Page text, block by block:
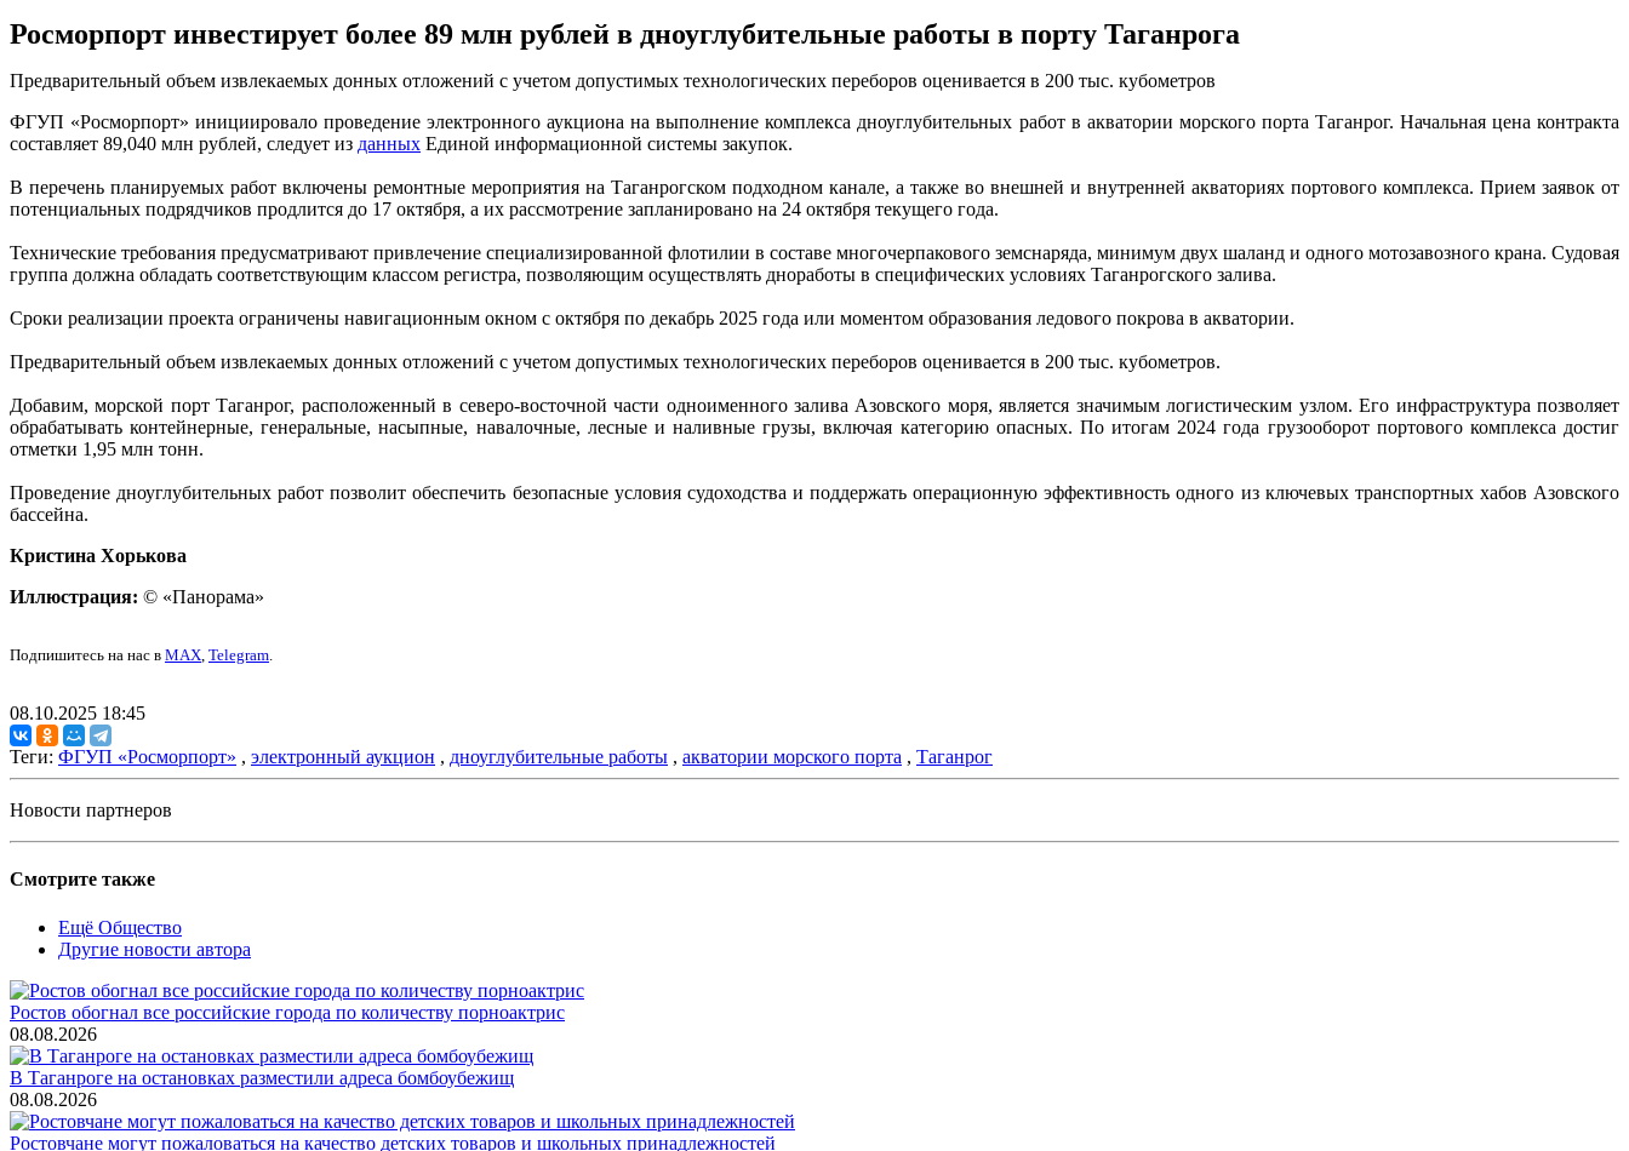
Росморпорт инвестирует более 89 млн рублей в дноуглубительные работы в порту Таганрога
Предварительный объем извлекаемых донных отложений с учетом допустимых технологических переборов оценивается в 200 тыс. кубометров
ФГУП «Росморпорт» инициировало проведение электронного аукциона на выполнение комплекса дноуглубительных работ в акватории морского порта Таганрог. Начальная цена контракта
составляет 89,040 млн рублей, следует из данных Единой информационной системы закупок.
В перечень планируемых работ включены ремонтные мероприятия на Таганрогском подходном канале, а также во внешней и внутренней акваториях портового комплекса. Прием заявок от
потенциальных подрядчиков продлится до 17 октября, а их рассмотрение запланировано на 24 октября текущего года.
Технические требования предусматривают привлечение специализированной флотилии в составе многочерпакового земснаряда, минимум двух шаланд и одного мотозавозного крана. Судовая
группа должна обладать соответствующим классом регистра, позволяющим осуществлять дноработы в специфических условиях Таганрогского залива.
Сроки реализации проекта ограничены навигационным окном с октября по декабрь 2025 года или моментом образования ледового покрова в акватории.
Предварительный объем извлекаемых донных отложений с учетом допустимых технологических переборов оценивается в 200 тыс. кубометров.
Добавим, морской порт Таганрог, расположенный в северо-восточной части одноименного залива Азовского моря, является значимым логистическим узлом. Его инфраструктура позволяет
обрабатывать контейнерные, генеральные, насыпные, навалочные, лесные и наливные грузы, включая категорию опасных. По итогам 2024 года грузооборот портового комплекса достиг
отметки 1,95 млн тонн.
Проведение дноуглубительных работ позволит обеспечить безопасные условия судоходства и поддержать операционную эффективность одного из ключевых транспортных хабов Азовского
бассейна.
Кристина Хорькова
Иллюстрация: © «Панорама»
Подпишитесь на нас в MAX, Telegram.
08.10.2025 18:45
Теги: ФГУП «Росморпорт» , электронный аукцион , дноуглубительные работы , акватории морского порта , Таганрог
Новости партнеров
Смотрите также
Ещё Общество
Другие новости автора
Ростов обогнал все российские города по количеству порноактрис
08.08.2026
В Таганроге на остановках разместили адреса бомбоубежищ
08.08.2026
Ростовчане могут пожаловаться на качество детских товаров и школьных принадлежностей